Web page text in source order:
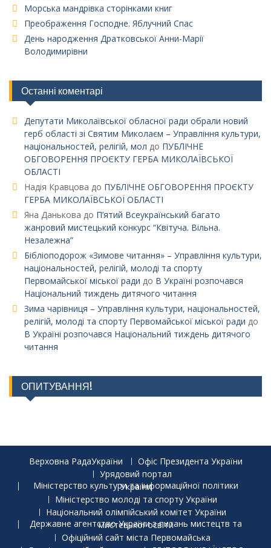
Морська мандрівка сторінками книг
Преображення Господне. Яблучний Спас
День народження Дратковської Анни-Марії
Володимирівни
Останні коментарі
Депутати Миколаївської обласної ради обрали новий
герб області зі Святим Миколаєм – Управління культури,
національностей, релігій, мол до ПУБЛІЧНЕ
ОБГОВОРЕННЯ ПРОЄКТУ ГЕРБА МИКОЛАЇВСЬКОЇ
ОБЛАСТІ
Надія Кравцова до ПУБЛІЧНЕ ОБГОВОРЕННЯ ПРОЄКТУ
ГЕРБА МИКОЛАЇВСЬКОЇ ОБЛАСТІ
Яна Данькова до П’ятий Всеукраїнський багато
жанровий мистецький конкурс “Квітуча. Вільна.
Незалежна”
Бібліоподорож «Зимове читання» – Управління культури,
національностей, релігій, молоді та спорту
Первомайської міської ради до В Україні розпочався
Національний тиждень дитячого читання
Зима чарівниця – Управління культури, національностей,
релігій, молоді та спорту Первомайської міської ради до
В Україні розпочався Національний тиждень дитячого
читання
ОПИТУВАННЯ!
Верховна РадаУкраїни
Офіс Президента України
Урядовий портал
Міністерство культури та інформаційної політики України
Міністерство молоді та спорту України
Національний олімпійський комітет України
Державне агентство України з питань мистецтв та мистецької освіти
Офіційний сайт міста Первомайська